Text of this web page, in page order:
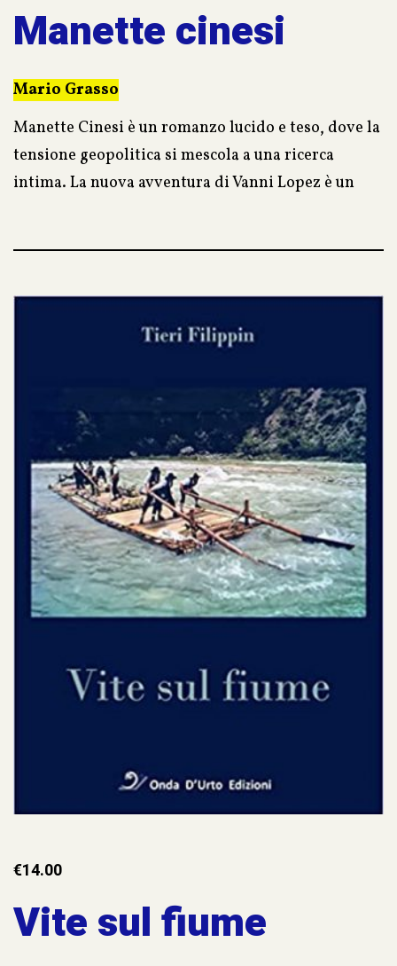
Manette cinesi
Mario Grasso
Manette Cinesi è un romanzo lucido e teso, dove la
tensione geopolitica si mescola a una ricerca
intima. La nuova avventura di Vanni Lopez è un
Ma si sentono.
Vite sul fiume
€14.00